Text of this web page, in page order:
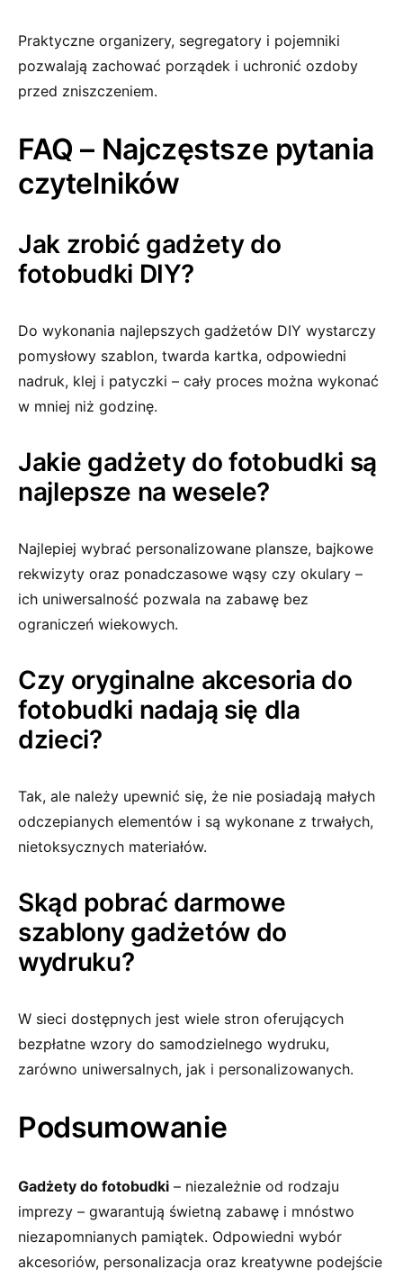
Praktyczne organizery, segregatory i pojemniki
pozwalają zachować porządek i uchronić ozdoby
przed zniszczeniem.
FAQ – Najczęstsze pytania
czytelników
Jak zrobić gadżety do
fotobudki DIY?
Do wykonania najlepszych gadżetów DIY wystarczy
pomysłowy szablon, twarda kartka, odpowiedni
nadruk, klej i patyczki – cały proces można wykonać
w mniej niż godzinę.
Jakie gadżety do fotobudki są
najlepsze na wesele?
Najlepiej wybrać personalizowane plansze, bajkowe
rekwizyty oraz ponadczasowe wąsy czy okulary –
ich uniwersalność pozwala na zabawę bez
ograniczeń wiekowych.
Czy oryginalne akcesoria do
fotobudki nadają się dla
dzieci?
Tak, ale należy upewnić się, że nie posiadają małych
odczepianych elementów i są wykonane z trwałych,
nietoksycznych materiałów.
Skąd pobrać darmowe
szablony gadżetów do
wydruku?
W sieci dostępnych jest wiele stron oferujących
bezpłatne wzory do samodzielnego wydruku,
zarówno uniwersalnych, jak i personalizowanych.
Podsumowanie
Gadżety do fotobudki – niezależnie od rodzaju
imprezy – gwarantują świetną zabawę i mnóstwo
niezapomnianych pamiątek. Odpowiedni wybór
akcesoriów, personalizacja oraz kreatywne podejście